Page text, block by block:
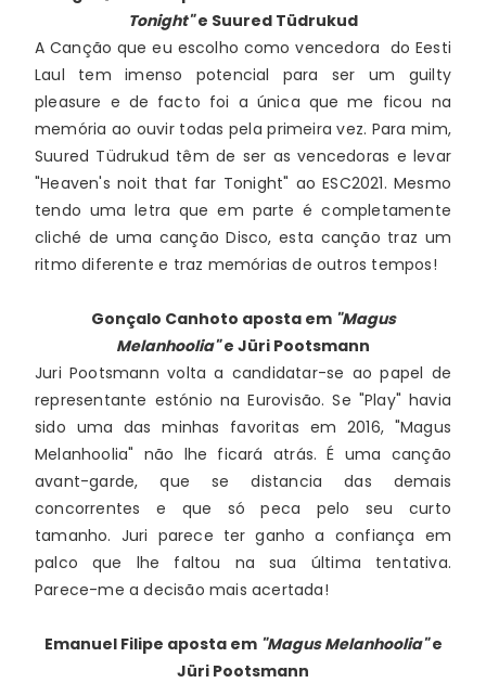
Tonight"e Suured Tüdrukud
A Canção que eu escolho como vencedora  do Eesti
Laul tem imenso potencial para ser um guilty
pleasure e de facto foi a única que me ficou na
memória ao ouvir todas pela primeira vez. Para mim,
Suured Tüdrukud têm de ser as vencedoras e levar
"Heaven's noit that far Tonight" ao ESC2021. Mesmo
tendo uma letra que em parte é completamente
cliché de uma canção Disco, esta canção traz um
ritmo diferente e traz memórias de outros tempos!
Gonçalo Canhoto aposta em "Magus
Melanhoolia"e Jüri Pootsmann
Juri Pootsmann volta a candidatar-se ao papel de
representante estónio na Eurovisão. Se "Play" havia
sido uma das minhas favoritas em 2016, "Magus
Melanhoolia" não lhe ficará atrás. É uma canção
avant-garde, que se distancia das demais
concorrentes e que só peca pelo seu curto
tamanho. Juri parece ter ganho a confiança em
palco que lhe faltou na sua última tentativa.
Parece-me a decisão mais acertada!
Emanuel Filipe aposta em "Magus Melanhoolia"e
Jüri Pootsmann